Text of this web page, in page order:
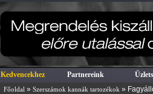
Kedvencekhez Partnereink
Főoldal » Szerszámok kannák tartozékok »